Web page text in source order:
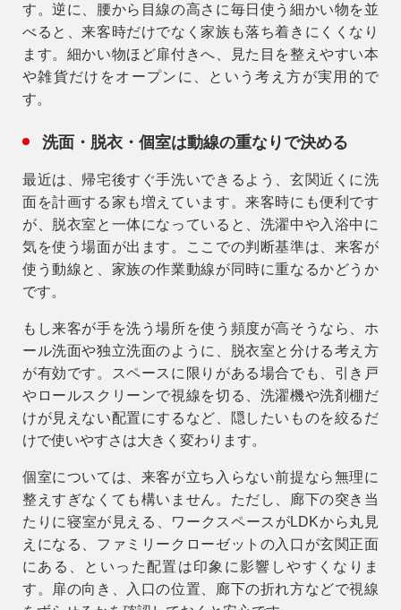
す。逆に、腰から目線の高さに毎日使う細かい物を並
べると、来客時だけでなく家族も落ち着きにくくなり
ます。細かい物ほど扉付きへ、見た目を整えやすい本
や雑貨だけをオープンに、という考え方が実用的で
す。
洗面・脱衣・個室は動線の重なりで決める
最近は、帰宅後すぐ手洗いできるよう、玄関近くに洗
面を計画する家も増えています。来客時にも便利です
が、脱衣室と一体になっていると、洗濯中や入浴中に
気を使う場面が出ます。ここでの判断基準は、 来客が
使う動線と、家族の作業動線が同時に重なるかどうか
です。
もし来客が手を洗う場所を使う頻度が高そうなら、ホ
ール洗面や独立洗面のように、脱衣室と分ける考え方
が有効です。スペースに限りがある場合でも、引き戸
やロールスクリーンで視線を切る、洗濯機や洗剤棚だ
けが見えない配置にするなど、隠したいものを絞るだ
けで使いやすさは大きく変わります。
個室については、来客が立ち入らない前提なら無理に
整えすぎなくても構いません。ただし、廊下の突き当
たりに寝室が見える、ワークスペースがLDKから丸見
えになる、ファミリークローゼットの入口が玄関正面
にある、といった配置は印象に影響しやすくなりま
す。扉の向き、入口の位置、廊下の折れ方などで視線